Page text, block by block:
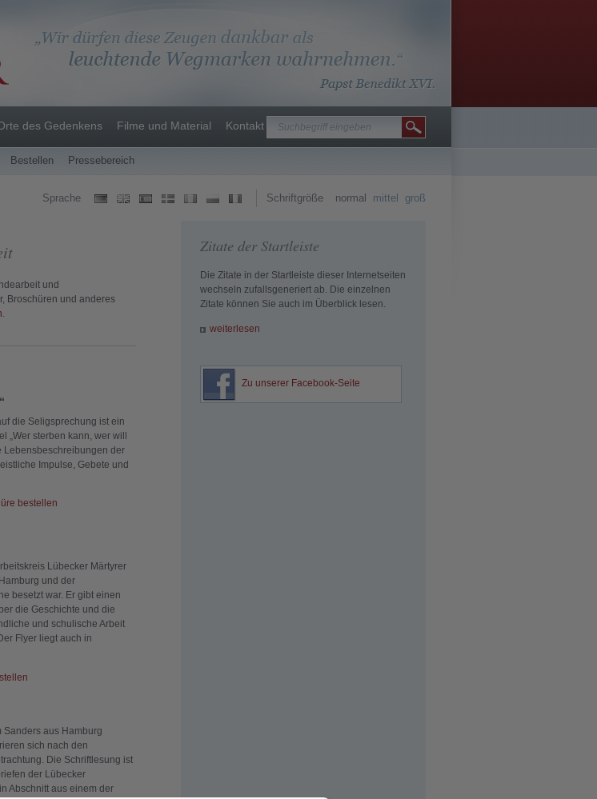
Bestellen Pressebereich
des Gedenkens Filme und Material Kontakt
Sprache Schriftgröße normal mittel groß
und
Broschüren und anderes
.
die Seligsprechung ist ein
„Wer sterben kann, wer will
Lebensbeschreibungen der
Impulse, Gebete und
bestellen
Lübecker Märtyrer
und der
besetzt war. Er gibt einen
die Geschichte und die
und schulische Arbeit
Flyer liegt auch in
Sanders aus Hamburg
sich nach den
Die Schriftlesung ist
der Lübecker
Abschnitt aus einem der
Zitate der Startleiste
Die Zitate in der Startleiste dieser Internetseiten
wechseln zufallsgeneriert ab. Die einzelnen
Zitate können Sie auch im Überblick lesen.
weiterlesen
Zu unserer Facebook-Seite